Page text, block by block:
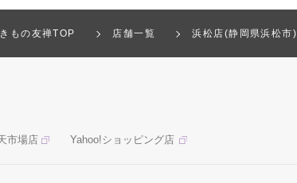
もの友禅TOP 店舗一覧 浜松店(静岡県浜松市)
市場店 Yahoo!ショッピング店